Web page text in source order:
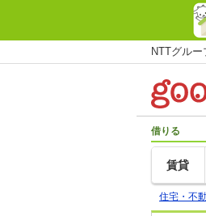
NTTグル
借りる
賃貸
住宅・不